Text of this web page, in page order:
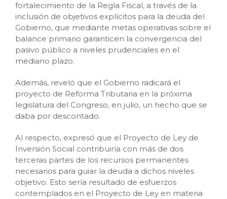
fortalecimiento de la Regla Fiscal, a través de la
inclusión de objetivos explícitos para la deuda del
Gobierno, que mediante metas operativas sobre el
balance primario garanticen la convergencia del
pasivo público a niveles prudenciales en el
mediano plazo.
Además, reveló que el Gobierno radicará el
proyecto de Reforma Tributaria en la próxima
legislatura del Congreso, en julio, un hecho que se
daba por descontado.
Al respecto, expresó que el Proyecto de Ley de
Inversión Social contribuiría con más de dos
terceras partes de los recursos permanentes
necesarios para guiar la deuda a dichos niveles
objetivo. Esto sería resultado de esfuerzos
contemplados en el Proyecto de Ley en materia